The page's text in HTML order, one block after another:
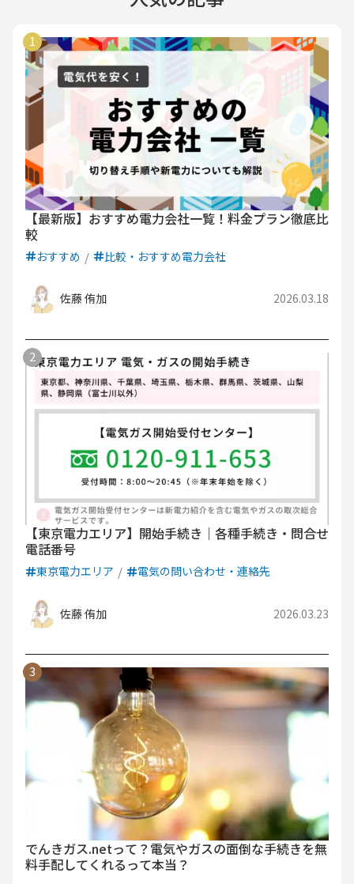
【最新版】おすすめ電力会社一覧！料金プラン徹底比
較
おすすめ 比較・おすすめ電力会社
佐藤 侑加 2026.03.18
【東京電力エリア】開始手続き｜各種手続き・問合せ
電話番号
東京電力エリア 電気の問い合わせ・連絡先
佐藤 侑加 2026.03.23
でんきガス.netって？電気やガスの面倒な手続きを無
料手配してくれるって本当？